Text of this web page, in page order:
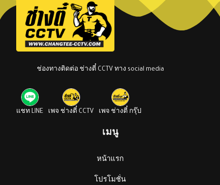
ช่องทางติดต่อ ช่างตี๋ CCTV ทาง social media
แชท LINE เพจ ช่างตี๋ CCTV เพจ ช่างตี๋ กรุ๊ป
เมนู
หน้าแรก
โปรโมชั่น